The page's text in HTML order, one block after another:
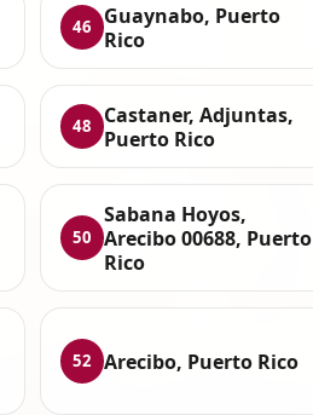
46
Guaynabo, Puerto
Rico
48
Castaner, Adjuntas,
Puerto Rico
50
Sabana Hoyos,
Arecibo 00688, Puerto
Rico
52 Arecibo, Puerto Rico